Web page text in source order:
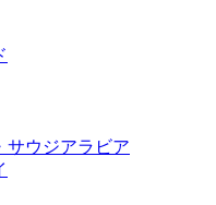
サウジアラビア